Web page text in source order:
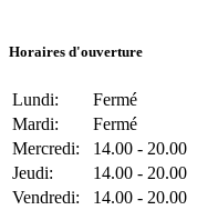
Horaires d'ouverture
Lundi:
Fermé
Mardi:
Fermé
Mercredi:
14.00 - 20.00
Jeudi:
14.00 - 20.00
Vendredi:
14.00 - 20.00